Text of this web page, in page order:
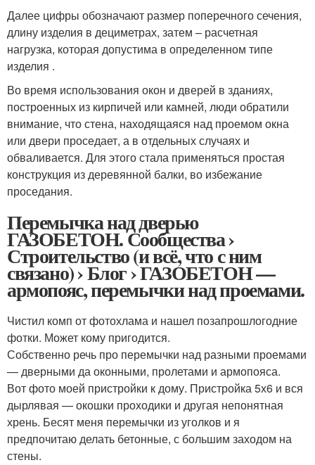
Далее цифры обозначают размер поперечного сечения,
длину изделия в дециметрах, затем – расчетная
нагрузка, которая допустима в определенном типе
изделия .
Во время использования окон и дверей в зданиях,
построенных из кирпичей или камней, люди обратили
внимание, что стена, находящаяся над проемом окна
или двери проседает, а в отдельных случаях и
обваливается. Для этого стала применяться простая
конструкция из деревянной балки, во избежание
проседания.
Перемычка над дверью
ГАЗОБЕТОН. Сообщества ›
Строительство (и всё, что с ним
связано) › Блог › ГАЗОБЕТОН —
армопояс, перемычки над проемами.
Чистил комп от фотохлама и нашел позапрошлогодние
фотки. Может кому пригодится.
Собственно речь про перемычки над разными проемами
— дверными да оконными, пролетами и армопояса.
Вот фото моей пристройки к дому. Пристройка 5х6 и вся
дырлявая — окошки проходики и другая непонятная
хрень. Бесят меня перемычки из уголков и я
предпочитаю делать бетонные, с большим заходом на
стены.